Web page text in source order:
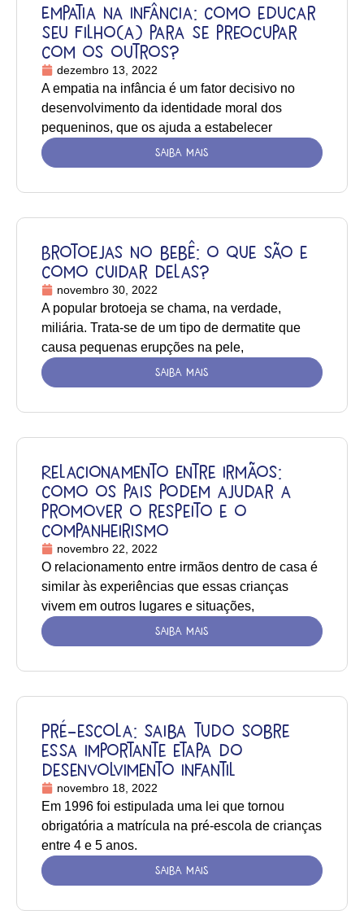
Empatia na infância: como educar
seu filho(a) para se preocupar
com os outros?
dezembro 13, 2022
A empatia na infância é um fator decisivo no
desenvolvimento da identidade moral dos
pequeninos, que os ajuda a estabelecer
SAIBA MAIS
Brotoejas no bebê: o que são e
como cuidar delas?
novembro 30, 2022
A popular brotoeja se chama, na verdade,
miliária. Trata-se de um tipo de dermatite que
causa pequenas erupções na pele,
SAIBA MAIS
Relacionamento entre irmãos:
como os pais podem ajudar a
promover o respeito e o
companheirismo
novembro 22, 2022
O relacionamento entre irmãos dentro de casa é
similar às experiências que essas crianças
vivem em outros lugares e situações,
SAIBA MAIS
Pré-escola: saiba tudo sobre
essa importante etapa do
desenvolvimento infantil
novembro 18, 2022
Em 1996 foi estipulada uma lei que tornou
obrigatória a matrícula na pré-escola de crianças
entre 4 e 5 anos.
SAIBA MAIS